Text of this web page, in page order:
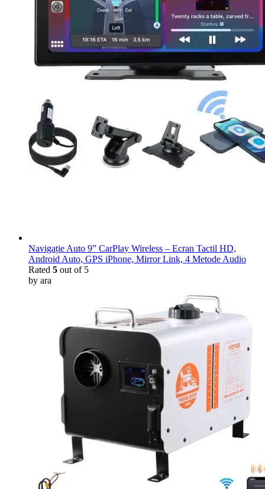
Navigație Auto 9” CarPlay Wireless – Ecran Tactil HD,
Android Auto, GPS iPhone, Mirror Link, 4 Metode Audio
Rated 5 out of 5
by ara